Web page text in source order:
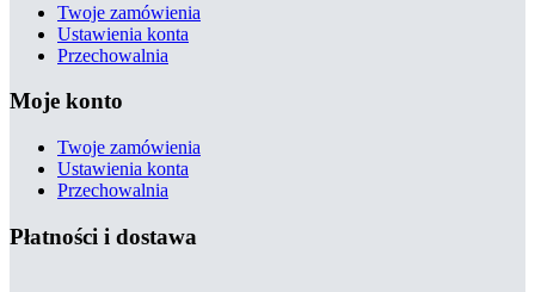
Twoje zamówienia
Ustawienia konta
Przechowalnia
Moje konto
Twoje zamówienia
Ustawienia konta
Przechowalnia
Płatności i dostawa